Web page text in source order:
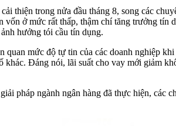
thiện trong nửa đầu tháng 8, song các
vốn ở mức rất thấp, thậm chí tăng trưởng
hưởng tói cầu tín dụng.
quan mức độ tự tin của các doanh nghiệp
khác. Đáng nói, lãi suất cho vay mới giảm
pháp ngành ngân hàng đã thực hiện,